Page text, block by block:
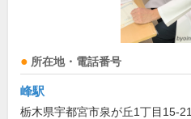
所在地・電話番号
峰駅
栃木県宇都宮市泉が丘1丁目15-21